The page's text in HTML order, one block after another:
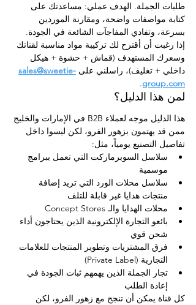
طلبات الجملة. الهدف عملي: مساعدتك على
كتابة مواصفات واضحة، ومقارنة الموردين
بسرعة، وتفادي المفاجآت الشائعة في الجودة.
إذا رغبت أن أقترح لك تركيبة مواد مناسبة لقناتك
وسعرك المستهدف (قماش + حشوة + هيكل
داخلي + تغليف)، راسلني على sales@sweetie-
group.com
.
لمن هذا الدليل؟
هذا الدليل موجه لعملاء B2B في الإمارات والخليج
ممن قد يهتمون بزهور الفرو، لكن ليسوا داخل
تفاصيل التصنيع يومياً، مثل:
سلاسل السوبرماركت التي تعمل ببرامج
موسمية
سلاسل محلات الورد التي تريد إضافة
منتجات هدايا غير قابلة للتلف
محلات الهدايا والـ Concept Stores
بائعو التجارة الإلكترونية الذين يحتاجون أداء
شحن قوي
فرق المشتريات وتطوير المنتجات للعلامات
التجارية (Private Label)
تجار الجملة الذين يهمهم ثبات الجودة في
إعادة الطلب
كل قناة يمكن أن تنجح مع زهور الفرو، لكن